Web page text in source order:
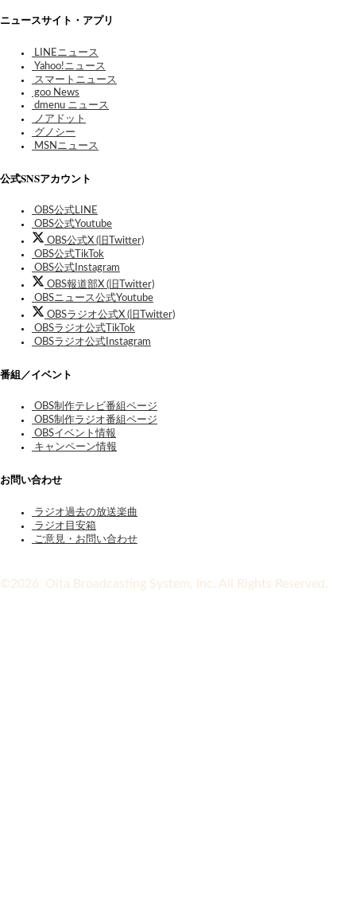
ニュースサイト・アプリ
LINEニュース
Yahoo!ニュース
スマートニュース
goo News
dmenu ニュース
ノアドット
グノシー
MSNニュース
公式SNSアカウント
OBS公式LINE
OBS公式Youtube
OBS公式X (旧Twitter)
OBS公式TikTok
OBS公式Instagram
OBS報道部X (旧Twitter)
OBSニュース公式Youtube
OBSラジオ公式X (旧Twitter)
OBSラジオ公式TikTok
OBSラジオ公式Instagram
番組／イベント
OBS制作テレビ番組ページ
OBS制作ラジオ番組ページ
OBSイベント情報
キャンペーン情報
お問い合わせ
ラジオ過去の放送楽曲
ラジオ目安箱
ご意見・お問い合わせ
©2026 Oita Broadcasting System, Inc. All Rights Reserved.